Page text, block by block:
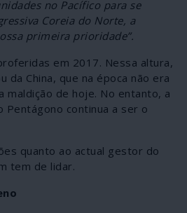
no Pacífico para se
Coreia do Norte, a
primeira prioridade”.
em 2017. Nessa altura,
da China, que na época não era
maldição de hoje. No entanto, a
Pentágono continua a ser o
quanto ao actual gestor do
tem de lidar.